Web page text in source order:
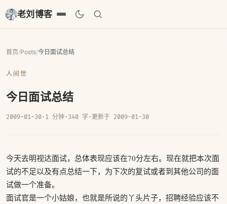
老刘博客
首页/Posts/今日面试总结
人间世
今日面试总结
2009-01-30· 1 分钟· 340 字 · 更新于 2009-01-30
今天去明视达面试，总体表现应该在70分左右。现在就把本次面
试的不足以及有点总结一下，为下次的复试或者到其他公司的面
试做一个准备。
面试官是一个小姑娘，也就是所说的丫头片子，招聘经验应该不